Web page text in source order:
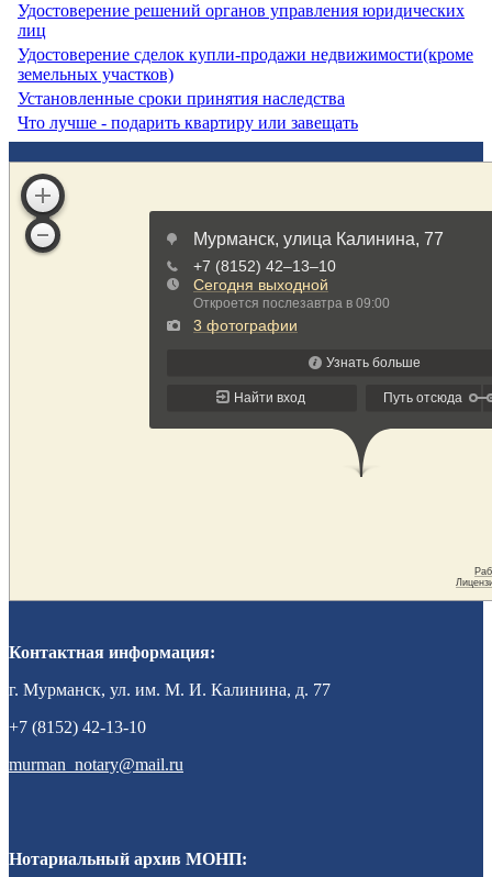
Удостоверение решений органов управления юридических
лиц
Удостоверение сделок купли-продажи недвижимости(кроме
земельных участков)
Установленные сроки принятия наследства
Что лучше - подарить квартиру или завещать
Контактная информация:
г. Мурманск, ул. им. М. И. Калинина, д. 77
+7 (8152) 42-13-10
murman_notary@mail.ru
Нотариальный архив МОНП: